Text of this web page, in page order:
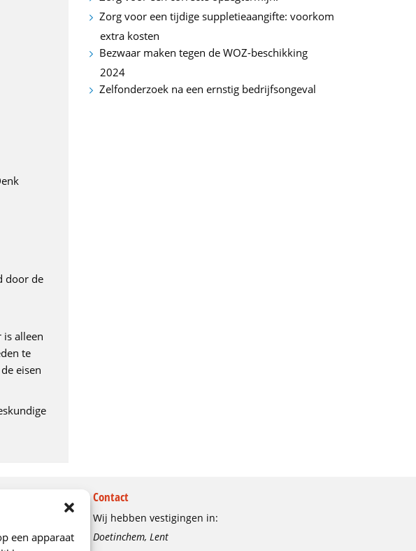
een apparaat
door de
is alleen
te
eisen
Zorg voor een tijdige suppletieaangifte: voorkom
extra kosten
Bezwaar maken tegen de WOZ-beschikking
2024
Zelfonderzoek na een ernstig bedrijfsongeval
Contact
Wij hebben vestigingen in:
Doetinchem, Lent